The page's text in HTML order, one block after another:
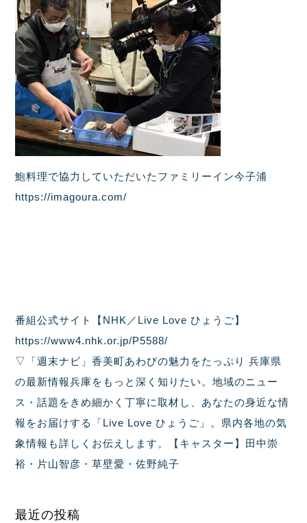
鮑料理で協力していただいた ファミリーイン今子浦
https://imagoura.com/
番組公式サイト【NHK／Live Love ひょうご】
https://www4.nhk.or.jp/P5588/
▽「週末ナビ」香美町あわびの魅力をたっぷり 兵庫県
の最新情報兵庫をもっと深く知りたい。地域のニュー
ス・話題をきめ細かく丁寧に取材し、あなたの身近な情
報をお届けする「Live Love ひょうご」。県内各地の気
象情報も詳しくお伝えします。【キャスター】田中崇
裕・片山智彦・草壁愛・佐野純子
最近の投稿